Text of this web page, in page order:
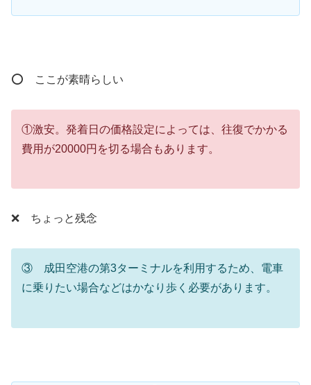
⭕ ここが素晴らしい
①激安。発着日の価格設定によっては、往復でかかる
費用が20000円を切る場合もあります。
❌ ちょっと残念
③ 成田空港の第3ターミナルを利用するため、電車
に乗りたい場合などはかなり歩く必要があります。